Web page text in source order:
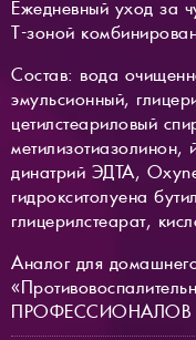
Ежедневный уход за
Т-зоной
Состав: вода
эмульсионный,
цетилстеариловый
метилизотиазолинон,
динатрий ЭДТА,
гидрокситолуена
глицерилстеарат,
Аналог для
ПРОФЕССИОНАЛОВ